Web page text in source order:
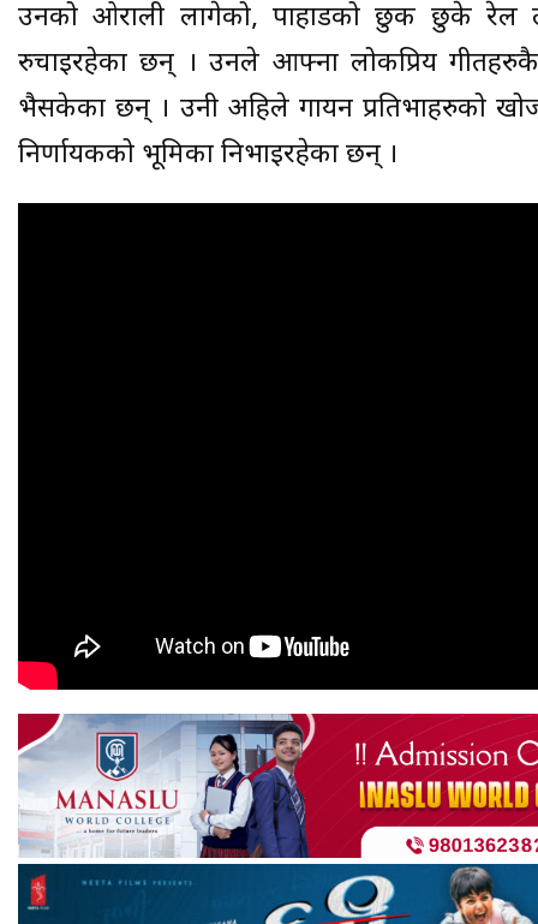
उनको ओराली लागेको, पाहाडको छुक छुके रेल
रुचाइरहेका छन् । उनले आफ्ना लोकप्रिय
भैसकेका छन् । उनी अहिले गायन प्रतिभाहरुको खोजी
निर्णायकको भूमिका निभाइरहेका छन् ।